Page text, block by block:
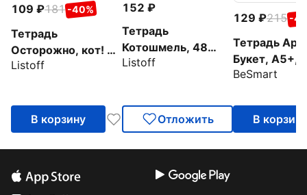
109 181 -40%
Тетрадь
Осторожно, кот! 48
листов, клетка, в
Listoff
В корзину
152
Тетрадь
Котошмель, 48
листов, клетка, в
Listoff
Отложить
129 215 -
Тетрадь
Букет, А5+,
листов,
BeSmart
В корзину